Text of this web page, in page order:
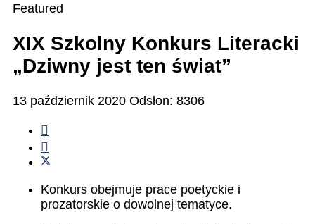
Featured
XIX Szkolny Konkurs Literacki
„Dziwny jest ten świat”
13 październik 2020 Odsłon: 8306
Konkurs obejmuje prace poetyckie i
prozatorskie o dowolnej tematyce.